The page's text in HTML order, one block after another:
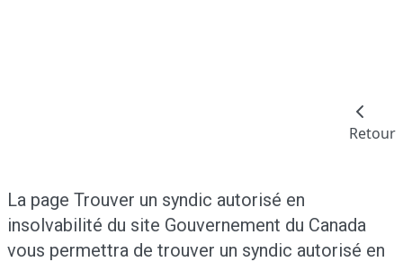
Retour
La page Trouver un syndic autorisé en
insolvabilité du site Gouvernement du Canada
vous permettra de trouver un syndic autorisé en